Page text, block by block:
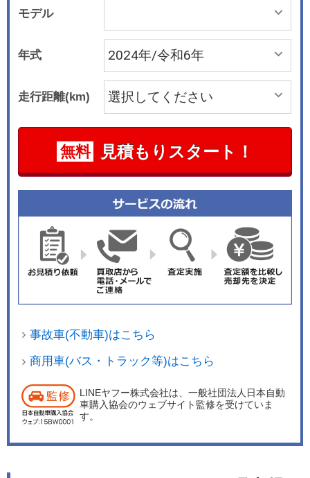
-Benz」のレタリングが加わる。フルLEDのリア
コンビネーションランプは、ライトカバーがクリ
アになり、 ブラックインサートの入ったデザイン
を採用する。 インテリアは、コックピットディス
プレイとメディアディスプレイがそれぞれ12.3イ
ンチに拡大され、静電容量式のステアリングホイ
ールを新採用。対話型インフォテインメントシス
テム「MBUX」も標準装備される。また、従来モ
デルでは3色だったアンビエントライトが、64色
の4グレードには、滑らかな乗り味を特徴とする
「AIRMATIC サスペンション」を新採用する。 ボ
ディカラーはソリッド色の「ジュピターレッド」
「ヴィンテージブルー」「アルペングレー」、メ
タリック色の「カラハリゴールド」「ソーダライ
トブルー」「ハイテックシルバー」を新たに追加
いては従来モデルと同様で、最高出力120kW(163
PS)、最大トルク380Nmを発生する2.0リッター直
る。
モデル
年式
走行距離(km)
無料 見積もりスタート！
事故車(不動車)はこちら
商用車(バス・トラック等)はこちら
LINEヤフー株式会社は、一般社団法人日本自動
車購入協会のウェブサイト監修を受けていま
す。